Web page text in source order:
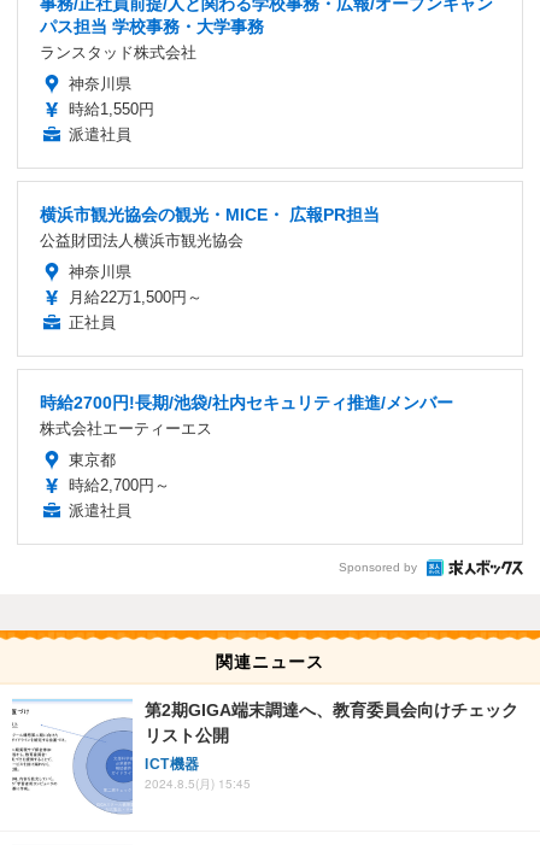
パス担当 学校事務・大学事務
ランスタッド株式会社
神奈川県
時給1,550円
派遣社員
横浜市観光協会の観光・MICE・ 広報PR担当
公益財団法人横浜市観光協会
神奈川県
月給22万1,500円～
正社員
時給2700円!長期/池袋/社内セキュリティ推進/メンバー
株式会社エーティーエス
東京都
時給2,700円～
派遣社員
Sponsored by
関連ニュース
第2期GIGA端末調達へ、教育委員会向けチェック
リスト公開
ICT機器
2024.8.5(月) 15:45